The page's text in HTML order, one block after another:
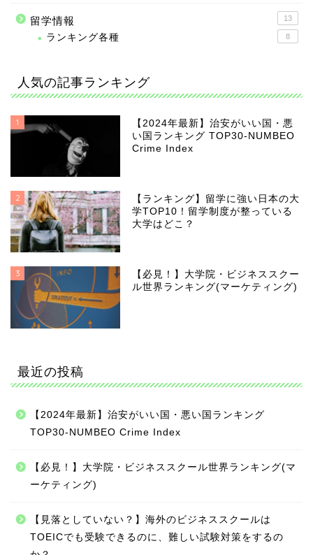
留学情報 13
ランキング各種 8
人気の記事ランキング
1
【2024年最新】治安がいい国・悪
い国ランキング TOP30-NUMBEO
Crime Index
2
【ランキング】留学に強い日本の大
学TOP10！留学制度が整っている
大学はどこ？
3
【必見！】大学院・ビジネススクー
ル世界ランキング(マーケティング)
最近の投稿
【2024年最新】治安がいい国・悪い国ランキング
TOP30-NUMBEO Crime Index
【必見！】大学院・ビジネススクール世界ランキング(マ
ーケティング)
【見落としていない？】海外のビジネススクールは
TOEICでも受験できるのに、難しい試験対策をするの